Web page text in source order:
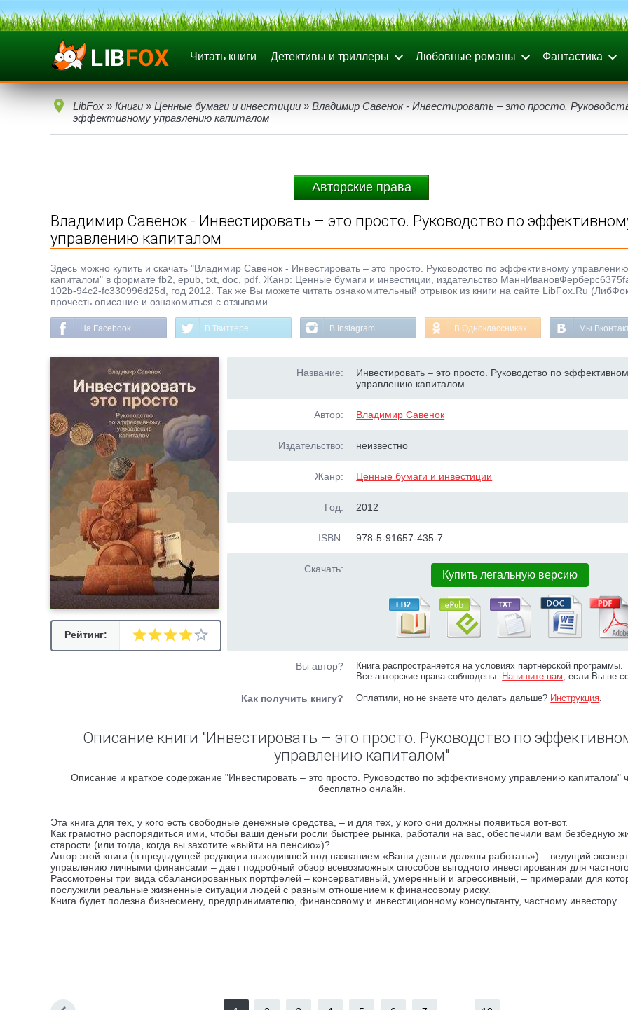
Читать книги Детективы и триллеры Любовные романы Фантастика
LibFox » Книги » Ценные бумаги и инвестиции » Владимир Савенок - Инвестировать – это просто.
эффективному управлению капиталом
Авторские права
Владимир Савенок - Инвестировать – это просто. Руководство по
управлению капиталом
Здесь можно купить и скачать "Владимир Савенок - Инвестировать – это просто. Руководство по эффективному управлению
капиталом" в формате fb2, epub, txt, doc, pdf. Жанр: Ценные бумаги и инвестиции, издательство
102b-94c2-fc330996d25d, год 2012. Так же Вы можете читать ознакомительный отрывок из книги на сайте LibFox.Ru
прочесть описание и ознакомиться с отзывами.
На Facebook В Твиттере В Instagram В Одноклассниках Мы
Рейтинг:
Название:
Инвестировать – это просто. Руководство по
управлению капиталом
Автор: Владимир Савенок
Издательство: неизвестно
Жанр: Ценные бумаги и инвестиции
Год: 2012
ISBN: 978-5-91657-435-7
Скачать: Купить легальную версию
Вы автор?
Книга распространяется на условиях партнёрской программы.
Все авторские права соблюдены. Напишите нам, если Вы не
Как получить книгу? Оплатили, но не знаете что делать дальше? Инструкция.
Описание книги "Инвестировать – это просто. Руководство по
управлению капиталом"
Описание и краткое содержание "Инвестировать – это просто. Руководство по эффективному управлению капиталом"
бесплатно онлайн.
Эта книга для тех, у кого есть свободные денежные средства, – и для тех, у кого они должны появиться вот-вот.
Как грамотно распорядиться ими, чтобы ваши деньги росли быстрее рынка, работали на вас, обеспечили вам безбедную
старости (или тогда, когда вы захотите «выйти на пенсию»)?
Автор этой книги (в предыдущей редакции выходившей под названием «Ваши деньги должны работать») – ведущий
управлению личными финансами – дает подробный обзор всевозможных способов выгодного инвестирования для
Рассмотрены три вида сбалансированных портфелей – консервативный, умеренный и агрессивный, – примерами для
послужили реальные жизненные ситуации людей с разным отношением к финансовому риску.
Книга будет полезна бизнесмену, предпринимателю, финансовому и инвестиционному консультанту, частному инвестору.